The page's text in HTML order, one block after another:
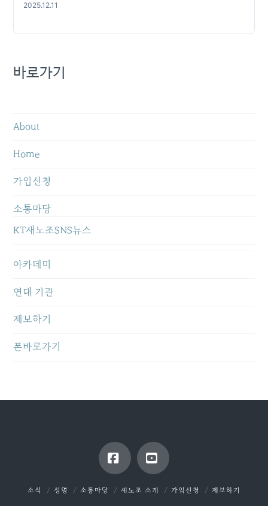
2025.12.11
바로가기
About
Home
가입신청
소통마당
KT새노조SNS뉴스
아카데미
연대 기관
제보하기
폰바로가기
FacebookYouTube
소식 성명 소통마당 새노조 소개 가입신청 제보하기